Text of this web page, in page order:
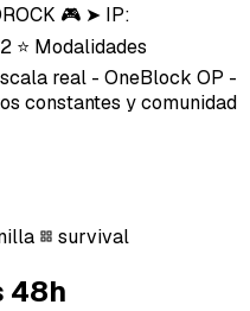
🎮 ➤ IP:
⭐ Modalidades
real - OneBlock OP -
constantes y comunidad
survival
48h